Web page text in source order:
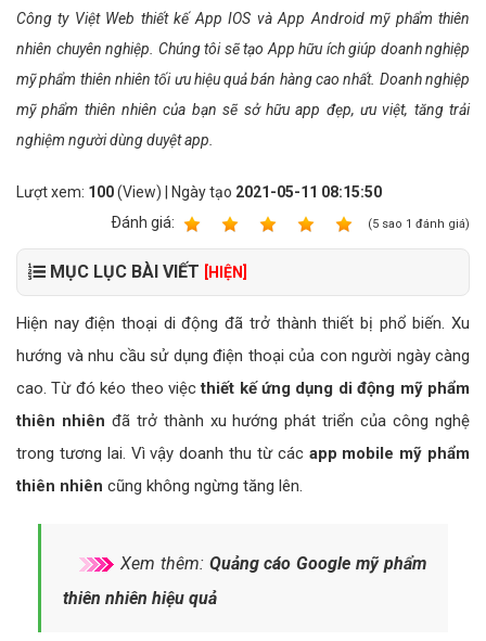
Công ty Việt Web thiết kế App IOS và App Android mỹ phẩm thiên
nhiên chuyên nghiệp. Chúng tôi sẽ tạo App hữu ích giúp doanh nghiệp
mỹ phẩm thiên nhiên tối ưu hiệu quả bán hàng cao nhất. Doanh nghiệp
mỹ phẩm thiên nhiên của bạn sẽ sở hữu app đẹp, ưu việt, tăng trải
nghiệm người dùng duyệt app.
Lượt xem: 100(View) | Ngày tạo 2021-05-11 08:15:50
Ðánh giá:
(5 sao 1 đánh giá)
MỤC LỤC BÀI VIẾT [HIỆN]
Hiện nay điện thoại di động đã trở thành thiết bị phổ biến. Xu
hướng và nhu cầu sử dụng điện thoại của con người ngày càng
cao. Từ đó kéo theo việcthiết kế ứng dụng di động mỹ phẩm
thiên nhiên đã trở thành xu hướng phát triển của công nghệ
trong tương lai. Vì vậy doanh thu từ các app mobile mỹ phẩm
thiên nhiên cũng không ngừng tăng lên.
Xem thêm: Quảng cáo Google mỹ phẩm
thiên nhiên hiệu quả